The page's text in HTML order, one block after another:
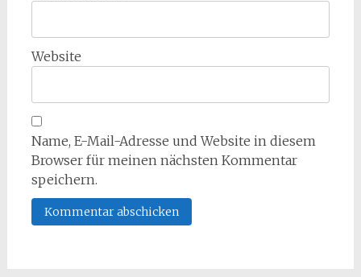
Website
Name, E-Mail-Adresse und Website in diesem
Browser für meinen nächsten Kommentar
speichern.